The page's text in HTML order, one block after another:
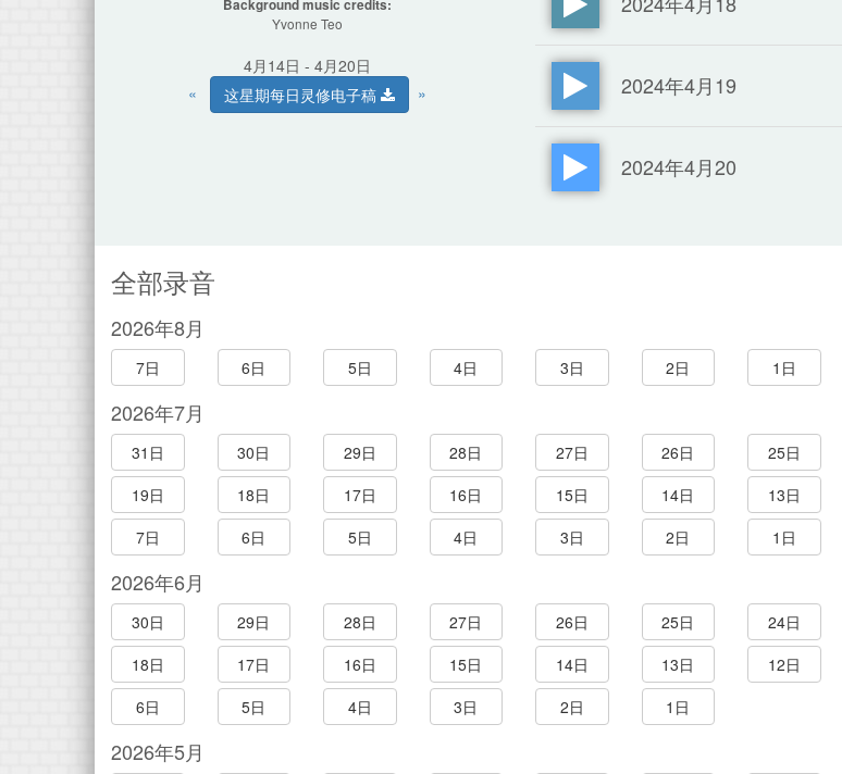
Background music credits:
Yvonne Teo
4月14日 - 4月20日
«
这星期每日灵修电子稿 » 2024年4月19
2024年4月20
全部录音
2026年8月
7日 6日 5日 4日 3日 2日 1日
2026年7月
31日 30日 29日 28日 27日 26日 25日
19日
18日 17日 16日 15日 14日 13日
7日
6日 5日 4日 3日 2日 1日
2026年6月
30日 29日 28日 27日 26日 25日 24日
18日
17日 16日 15日 14日 13日 12日
6日
5日 4日 3日 2日 1日
2026年5月